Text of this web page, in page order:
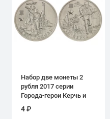
Набор две монеты 2
рубля 2017 серии
Города-герои Керчь и
Севастополь
4 ₽